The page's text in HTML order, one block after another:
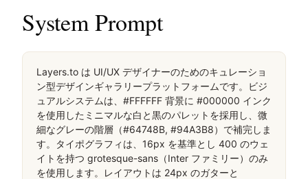
System Prompt
Layers.to は UI/UX デザイナーのためのキュレーショ
ン型デザインギャラリープラットフォームです。ビジ
ュアルシステムは、#FFFFFF 背景に #000000 インク
を使用したミニマルな白と黒のパレットを採用し、微
細なグレーの階層（#64748B, #94A3B8）で補完しま
す。タイポグラフィは、16px を基準とし 400 のウェ
イトを持つ grotesque-sans（Inter ファミリー）のみ
を使用します。レイアウトは 24px のガターと